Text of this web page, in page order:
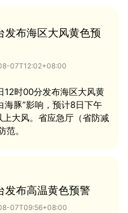
发布海区大风黄色预
07T12:02+08:00
时00分发布海区大风黄
海豚”影响，预计8日下午
大风。省应急厅（省防减
。
发布高温黄色预警
07T09:56+08:00